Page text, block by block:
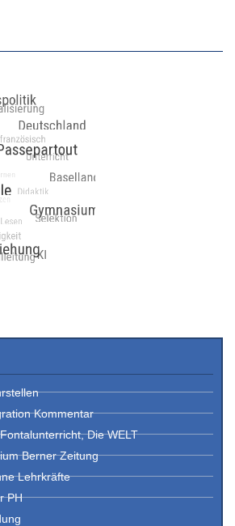
Kommentar
Die WELT
Berner Zeitung
Lehrkräfte
PH